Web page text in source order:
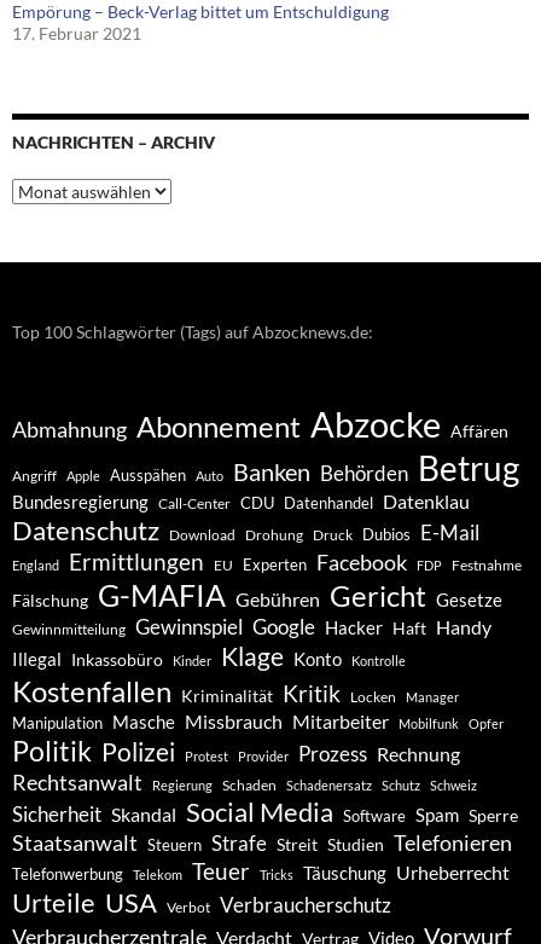
Empörung – Beck-Verlag bittet um Entschuldigung
17. Februar 2021
NACHRICHTEN – ARCHIV
Nachrichten
–
Top 100 Schlagwörter (Tags) auf Abzocknews.de:
Abmahnung Abonnement Abzocke Affären
Angriff Apple Ausspähen Auto Banken Behörden Betrug
Bundesregierung Call-Center CDU Datenhandel Datenklau
Datenschutz Download Drohung Druck Dubios E-Mail
England Ermittlungen EU Experten Facebook FDP Festnahme
Fälschung G-MAFIA Gebühren Gericht Gesetze
Gewinnmitteilung Gewinnspiel Google Hacker Haft Handy
Illegal Inkassobüro Kinder Klage Konto Kontrolle
Kostenfallen Kriminalität Kritik Locken Manager
Manipulation Masche Missbrauch Mitarbeiter Mobilfunk Opfer
Politik Polizei Protest Provider Prozess Rechnung
Rechtsanwalt Regierung Schaden Schadenersatz Schutz Schweiz
Sicherheit Skandal Social Media Software Spam Sperre
Staatsanwalt Steuern Strafe Streit Studien Telefonieren
Telefonwerbung Telekom Teuer Tricks Täuschung Urheberrecht
Urteile USA Verbot Verbraucherschutz
Verbraucherzentrale Verdacht Vertrag Video Vorwurf